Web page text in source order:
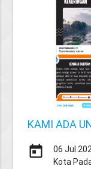
KAMI ADA
today
06 Jul
Kota